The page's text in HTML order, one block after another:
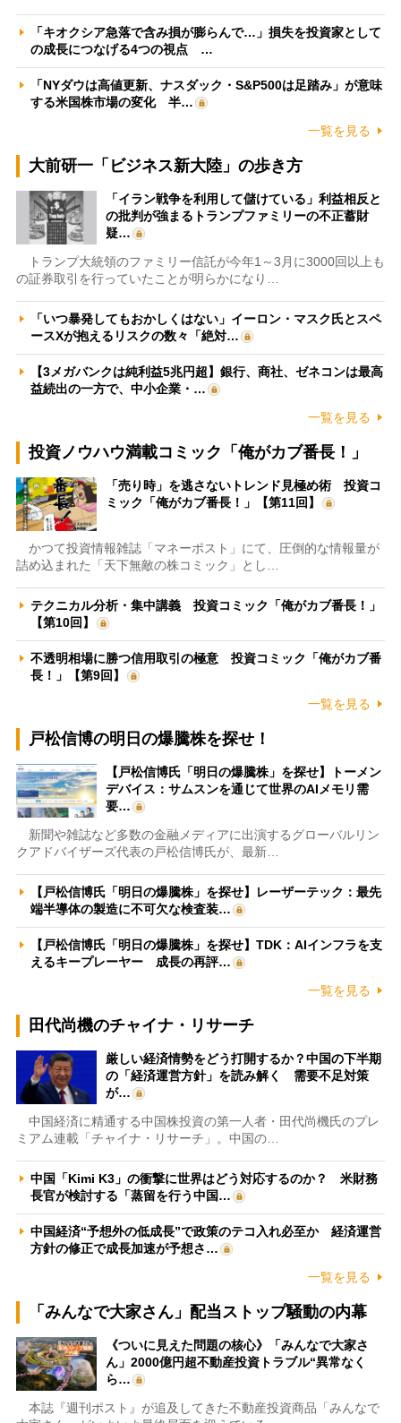
「キオクシア急落で含み損が膨らんで…」損失を投資家として
の成長につなげる4つの視点 …
「NYダウは高値更新、ナスダック・S&P500は足踏み」が意味
する米国株市場の変化 半…
一覧を見る
大前研一「ビジネス新大陸」の歩き方
「イラン戦争を利用して儲けている」利益相反と
の批判が強まるトランプファミリーの不正蓄財
疑…
トランプ大統領のファミリー信託が今年1～3月に3000回以上も
の証券取引を行っていたことが明らかになり…
「いつ暴発してもおかしくはない」イーロン・マスク氏とスペ
ースXが抱えるリスクの数々「絶対…
【3メガバンクは純利益5兆円超】銀行、商社、ゼネコンは最高
益続出の一方で、中小企業・…
一覧を見る
投資ノウハウ満載コミック「俺がカブ番長！」
「売り時」を逃さないトレンド見極め術 投資コ
ミック「俺がカブ番長！」【第11回】
かつて投資情報雑誌「マネーポスト」にて、圧倒的な情報量が
詰め込まれた「天下無敵の株コミック」とし…
テクニカル分析・集中講義 投資コミック「俺がカブ番長！」
【第10回】
不透明相場に勝つ信用取引の極意 投資コミック「俺がカブ番
長！」【第9回】
一覧を見る
戸松信博の明日の爆騰株を探せ！
【戸松信博氏「明日の爆騰株」を探せ】トーメン
デバイス：サムスンを通じて世界のAIメモリ需
要…
新聞や雑誌など多数の金融メディアに出演するグローバルリン
クアドバイザーズ代表の戸松信博氏が、最新…
【戸松信博氏「明日の爆騰株」を探せ】レーザーテック：最先
端半導体の製造に不可欠な検査装…
【戸松信博氏「明日の爆騰株」を探せ】TDK：AIインフラを支
えるキープレーヤー 成長の再評…
一覧を見る
田代尚機のチャイナ・リサーチ
厳しい経済情勢をどう打開するか？中国の下半期
の「経済運営方針」を読み解く 需要不足対策
が…
中国経済に精通する中国株投資の第一人者・田代尚機氏のプレ
ミアム連載「チャイナ・リサーチ」。中国の…
中国「Kimi K3」の衝撃に世界はどう対応するのか？ 米財務
長官が検討する「蒸留を行う中国…
中国経済“予想外の低成長”で政策のテコ入れ必至か 経済運営
方針の修正で成長加速が予想さ…
一覧を見る
「みんなで大家さん」配当ストップ騒動の内幕
《ついに見えた問題の核心》「みんなで大家さ
ん」2000億円超不動産投資トラブル“異常なく
ら…
本誌『週刊ポスト』が追及してきた不動産投資商品「みんなで